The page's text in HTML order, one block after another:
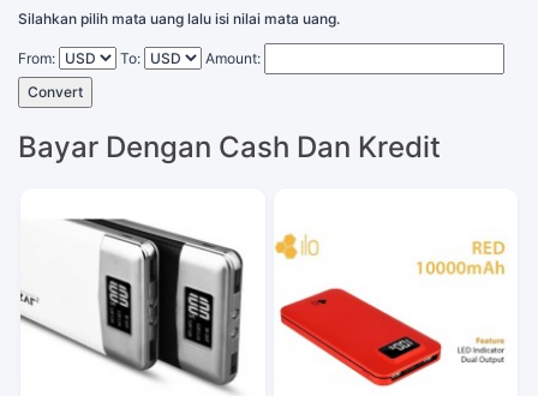
Silahkan pilih mata uang lalu isi nilai mata uang.
From: To:
Amount:
Convert
Bayar Dengan Cash Dan Kredit